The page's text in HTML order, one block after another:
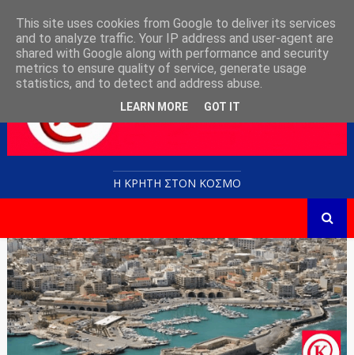
Η ΚΡΗΤΗ ΣΤΟN KOΣΜΟ
This site uses cookies from Google to deliver its services
and to analyze traffic. Your IP address and user-agent are
shared with Google along with performance and security
metrics to ensure quality of service, generate usage
statistics, and to detect and address abuse.
LEARN MORE GOT IT